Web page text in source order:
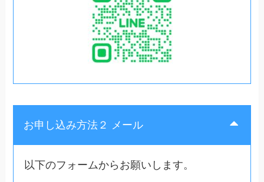
お申し込み方法２ メール
以下のフォームからお願いします。